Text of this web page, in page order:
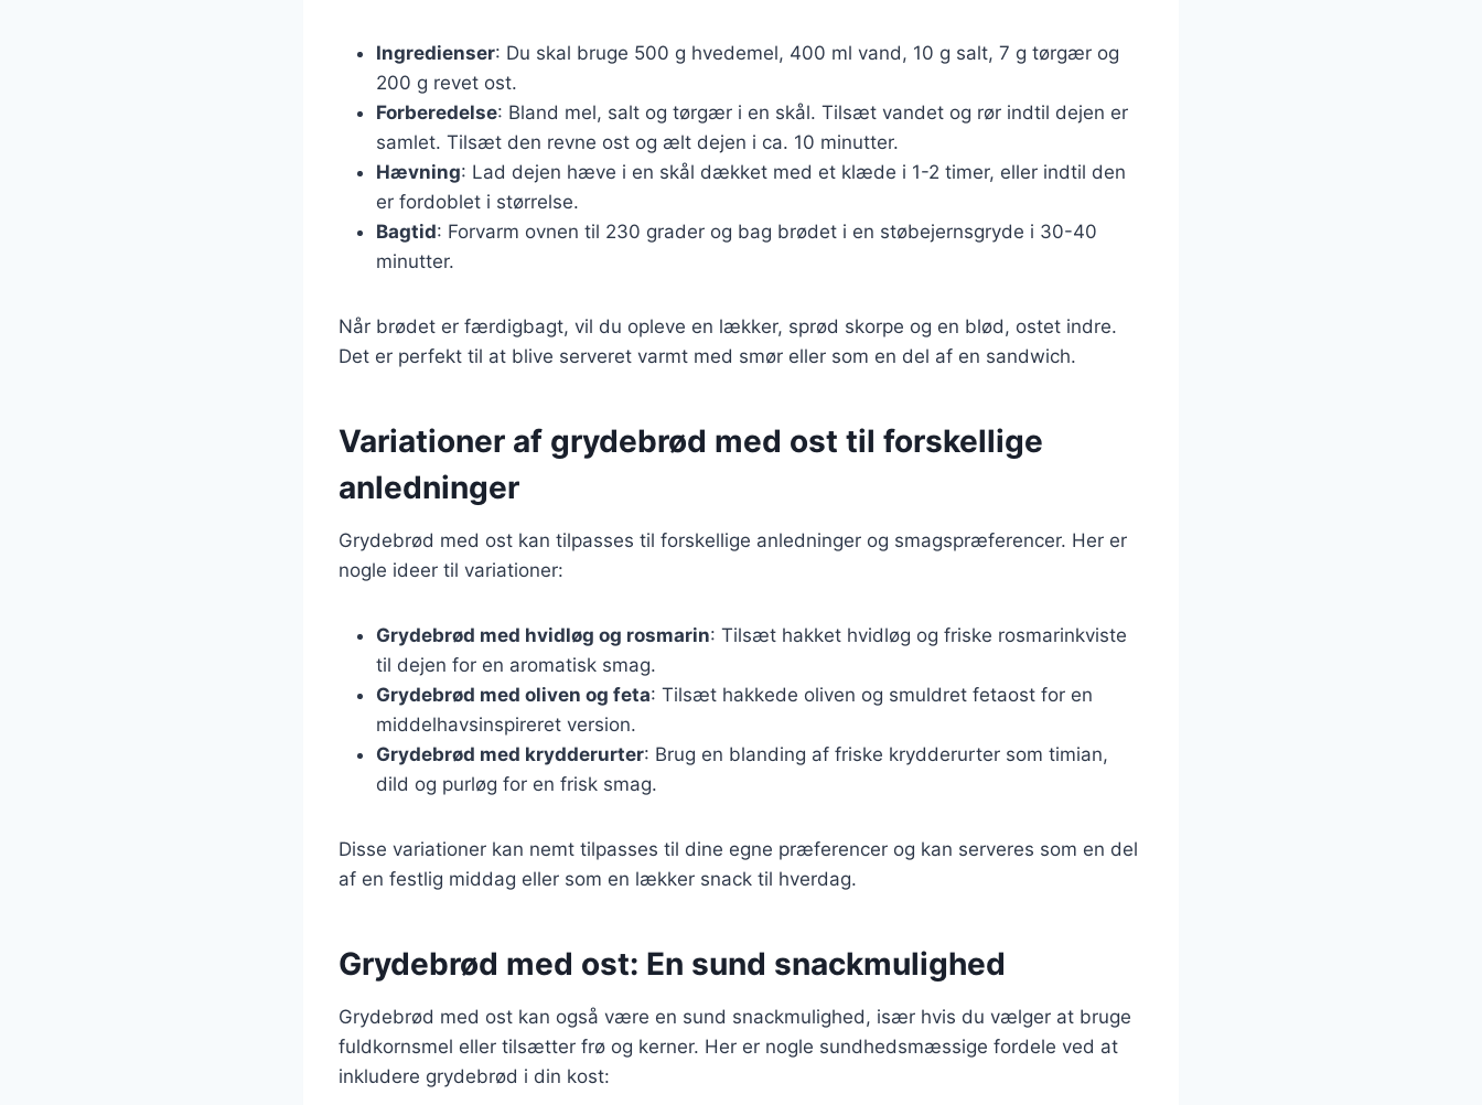
Ingredienser: Du skal bruge 500 g hvedemel, 400 ml vand, 10 g salt, 7 g tørgær og
200 g revet ost.
Forberedelse: Bland mel, salt og tørgær i en skål. Tilsæt vandet og rør indtil dejen er
samlet. Tilsæt den revne ost og ælt dejen i ca. 10 minutter.
Hævning: Lad dejen hæve i en skål dækket med et klæde i 1-2 timer, eller indtil den
er fordoblet i størrelse.
Bagtid: Forvarm ovnen til 230 grader og bag brødet i en støbejernsgryde i 30-40
minutter.
Når brødet er færdigbagt, vil du opleve en lækker, sprød skorpe og en blød, ostet indre.
Det er perfekt til at blive serveret varmt med smør eller som en del af en sandwich.
Variationer af grydebrød med ost til forskellige
anledninger
Grydebrød med ost kan tilpasses til forskellige anledninger og smagspræferencer. Her er
nogle ideer til variationer:
Grydebrød med hvidløg og rosmarin: Tilsæt hakket hvidløg og friske rosmarinkviste
til dejen for en aromatisk smag.
Grydebrød med oliven og feta: Tilsæt hakkede oliven og smuldret fetaost for en
middelhavsinspireret version.
Grydebrød med krydderurter: Brug en blanding af friske krydderurter som timian,
dild og purløg for en frisk smag.
Disse variationer kan nemt tilpasses til dine egne præferencer og kan serveres som en del
af en festlig middag eller som en lækker snack til hverdag.
Grydebrød med ost: En sund snackmulighed
Grydebrød med ost kan også være en sund snackmulighed, især hvis du vælger at bruge
fuldkornsmel eller tilsætter frø og kerner. Her er nogle sundhedsmæssige fordele ved at
inkludere grydebrød i din kost: